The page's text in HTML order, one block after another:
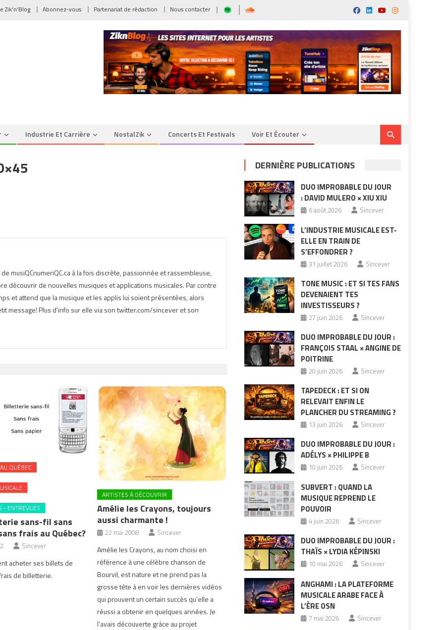
Zik’n’Blog Abonnez-vous Partenariat de rédaction Nous contacter
Industrie Et Carrière NostalZik Concerts Et Festivals Voir Et Écouter
musiQCnumeriQC.ca à la fois discrète, passionnée et rassembleuse,
découvrir de nouvelles musiques et applications musicales. Par contre
et attend que la musique et les applis lui soient présentées, alors
message! Plus d'info sur elle via son twitter.com/sincever et son
QUÉBEC
- ENTREVUES
sans-fil sans
frais au Québec?
Sincever
acheter ses billets de
de billetterie.
ARTISTES À DÉCOUVRIR
Amélie les Crayons, toujours
aussi charmante !
22 mai 2008 Sincever
Amélie les Crayons, au nom choisi en
référence à une célèbre chanson de
Bourvil, est nature et ne prend pas la
grosse tête à en voir les dernières vidéos
qui prouvent un certain succès qu’elle a
réussi a obtenir en quelques années. Je
l’avais découverte grâce au projet
DERNIÈRE PUBLICATIONS
DUO IMPROBABLE DU JOUR
: DAVID MULERO × XIU XIU
6 août 2026 Sincever
L’INDUSTRIE MUSICALE EST-
ELLE EN TRAIN DE
S’EFFONDRER ?
31 juillet 2026 Sincever
TONE MUSIC : ET SI TES FANS
DEVENAIENT TES
INVESTISSEURS ?
27 juin 2026 Sincever
DUO IMPROBABLE DU JOUR :
FRANÇOIS STAAL × ANGINE DE
POITRINE
20 juin 2026 Sincever
TAPEDECK : ET SI ON
RELEVAIT ENFIN LE
PLANCHER DU STREAMING ?
13 juin 2026 Sincever
DUO IMPROBABLE DU JOUR :
ADÉLYS × PHILIPPE B
10 juin 2026 Sincever
SUBVERT : QUAND LA
MUSIQUE REPREND LE
POUVOIR
4 juin 2026 Sincever
DUO IMPROBABLE DU JOUR :
THAÏS × LYDIA KÉPINSKI
10 mai 2026 Sincever
ANGHAMI : LA PLATEFORME
MUSICALE ARABE FACE À
L’ÈRE OSN
7 mai 2026 Sincever